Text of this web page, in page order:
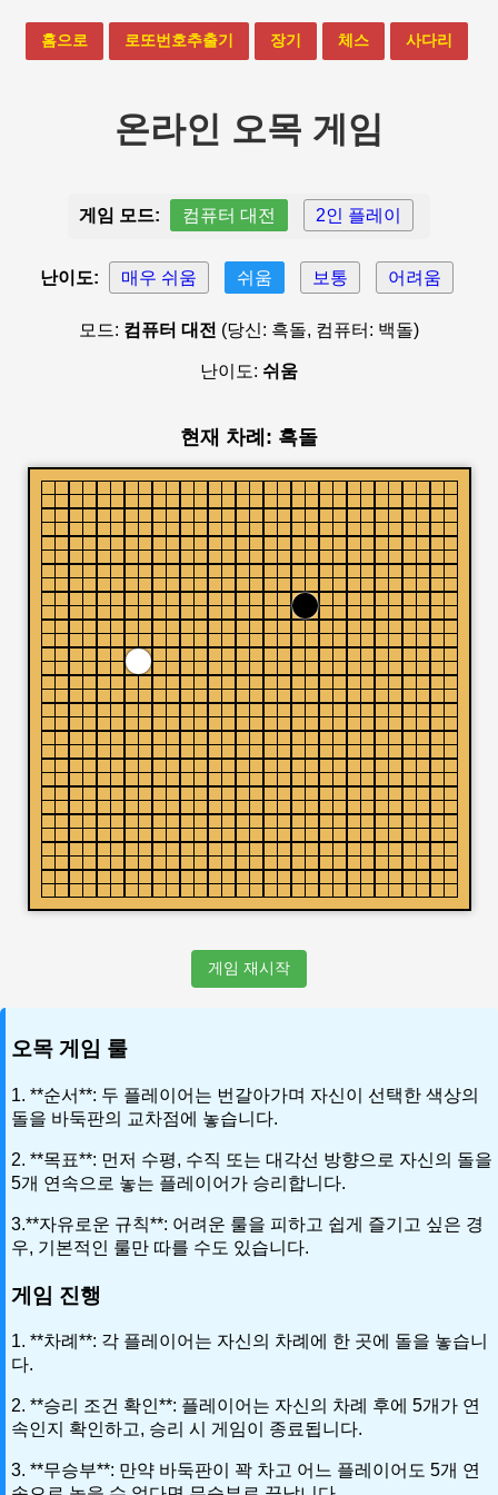
홈으로 로또번호추출기 장기 체스 사다리
온라인 오목 게임
게임 모드: 컴퓨터 대전 2인 플레이
난이도: 매우 쉬움 쉬움 보통 어려움
모드: 컴퓨터 대전 (당신: 흑돌, 컴퓨터: 백돌)
난이도: 쉬움
현재 차례: 흑돌
게임 재시작
오목 게임 룰
1. **순서**: 두 플레이어는 번갈아가며 자신이 선택한 색상의
돌을 바둑판의 교차점에 놓습니다.
2. **목표**: 먼저 수평, 수직 또는 대각선 방향으로 자신의 돌을
5개 연속으로 놓는 플레이어가 승리합니다.
3.**자유로운 규칙**: 어려운 룰을 피하고 쉽게 즐기고 싶은 경
우, 기본적인 룰만 따를 수도 있습니다.
게임 진행
1. **차례**: 각 플레이어는 자신의 차례에 한 곳에 돌을 놓습니
다.
2. **승리 조건 확인**: 플레이어는 자신의 차례 후에 5개가 연
속인지 확인하고, 승리 시 게임이 종료됩니다.
3. **무승부**: 만약 바둑판이 꽉 차고 어느 플레이어도 5개 연